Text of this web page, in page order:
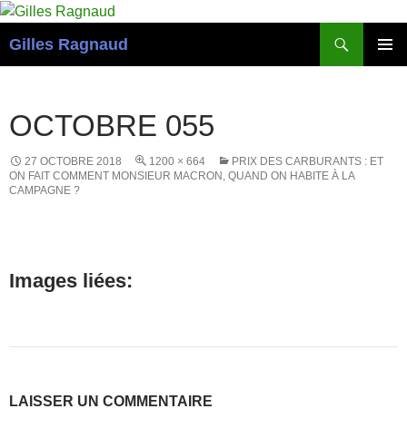
Gilles Ragnaud
OCTOBRE 055
27 OCTOBRE 2018 1200 × 664
PRIX DES CARBURANTS : ET
ON FAIT COMMENT MONSIEUR MACRON, QUAND ON HABITE À LA
CAMPAGNE ?
Images liées:
LAISSER UN COMMENTAIRE